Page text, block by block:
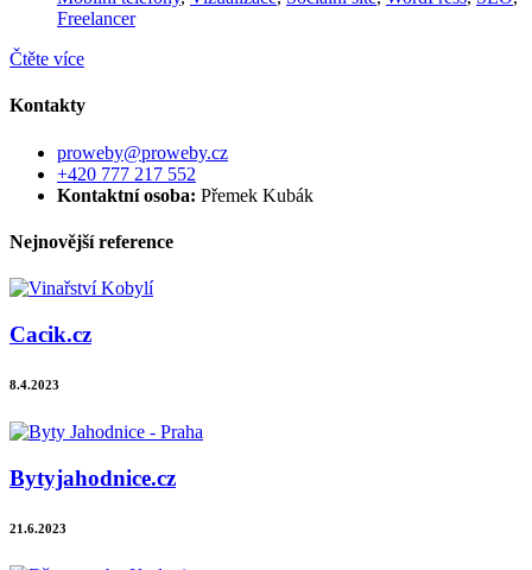
Freelancer
Čtěte více
Kontakty
proweby@proweby.cz
+420 777 217 552
Kontaktní osoba: Přemek Kubák
Nejnovější reference
Cacik.cz
8.4.2023
Bytyjahodnice.cz
21.6.2023